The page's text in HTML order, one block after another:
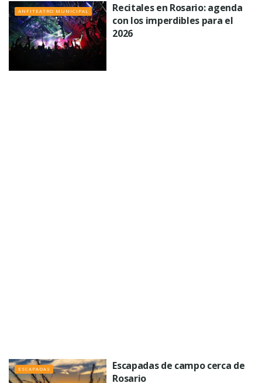
ANFITEATRO MUNICIPAL
Recitales en Rosario: agenda
con los imperdibles para el
2026
ESCAPADAS
Escapadas de campo cerca de
Rosario